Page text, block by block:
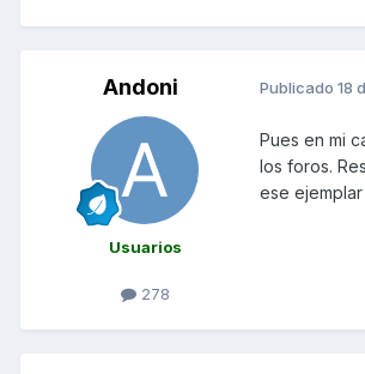
Andoni
Usuarios
278
Publicado 18
Pues en mi
los foros.
ese